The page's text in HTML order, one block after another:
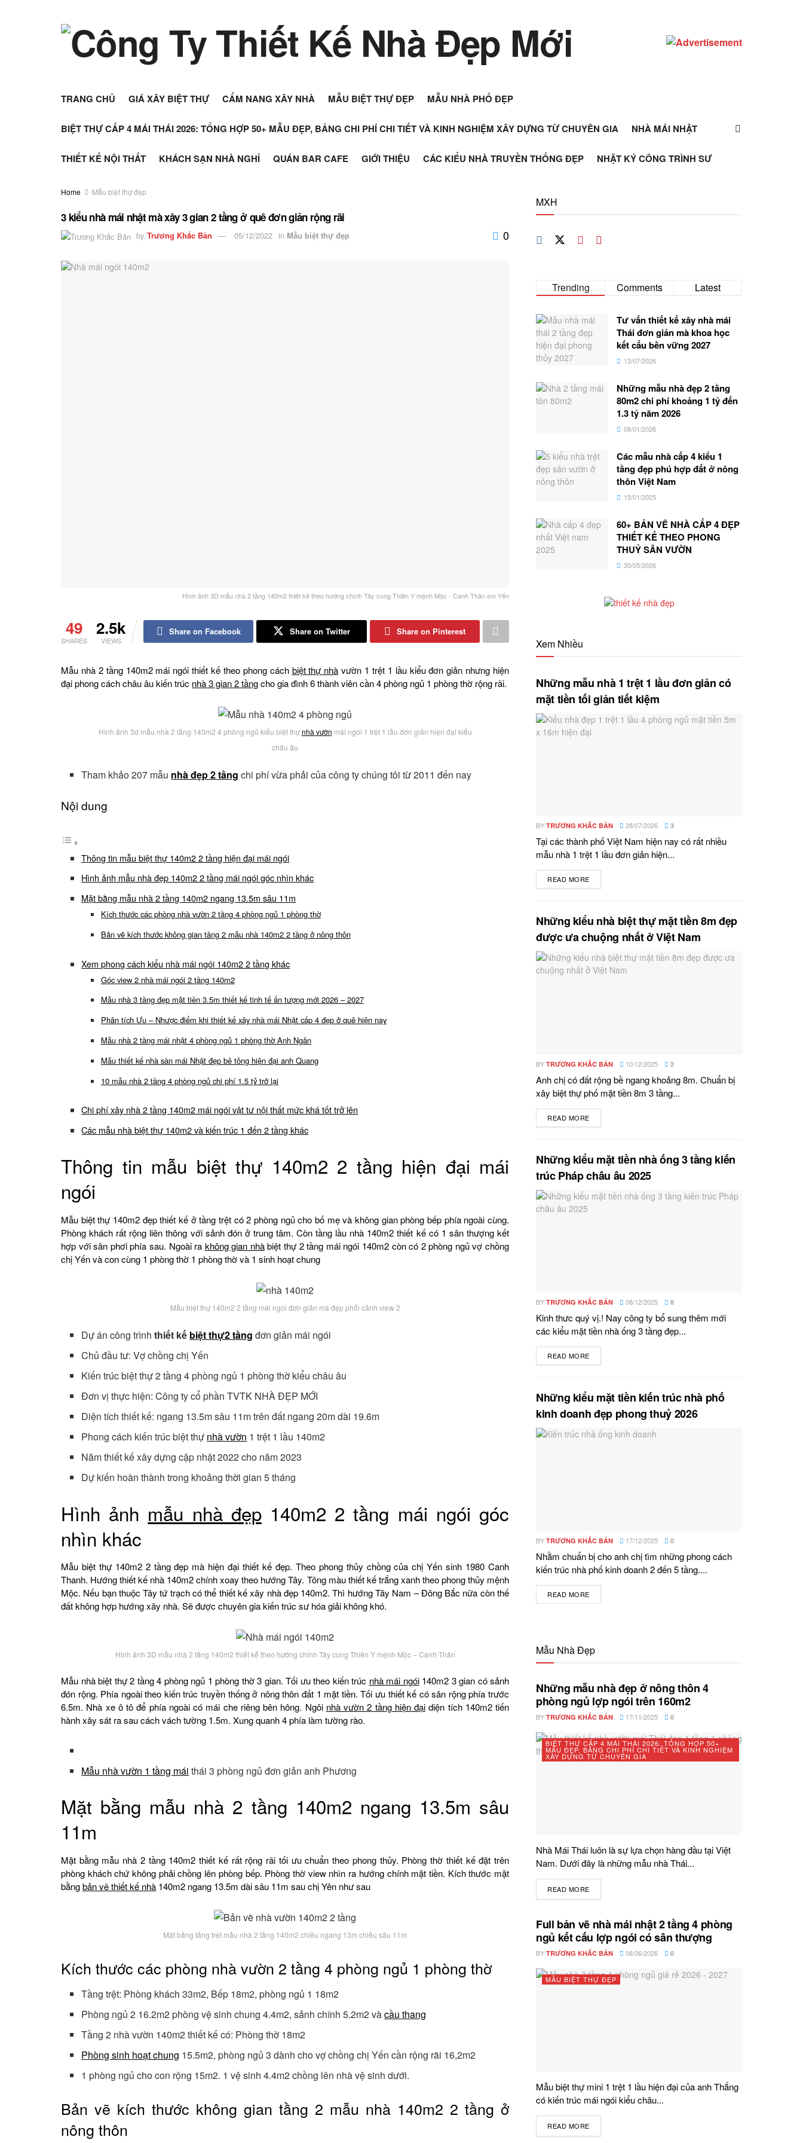
TRANG CHỦ GIÁ XÂY BIỆT THỰ CẨM NANG XÂY NHÀ MẪU BIỆT THỰ ĐẸP MẪU NHÀ PHỐ ĐẸP
BIỆT THỰ CẤP 4 MÁI THÁI 2026: TỔNG HỢP 50+ MẪU ĐẸP, BẢNG CHI PHÍ CHI TIẾT VÀ KINH NGHIỆM XÂY DỰNG TỪ CHUYÊN GIA NHÀ MÁI NHẬT
THIẾT KẾ NỘI THẤT KHÁCH SẠN NHÀ NGHỈ QUÁN BAR CAFE GIỚI THIỆU CÁC KIỂU NHÀ TRUYỀN THỐNG ĐẸP NHẬT KÝ CÔNG TRÌNH SƯ
Home Mẫu biệt thự đẹp
3 kiểu nhà mái nhật mà xây 3 gian 2 tầng ở quê đơn giản rộng rãi
by Trương Khắc Bản 05/12/2022 in Mẫu biệt thự đẹp 0
Hình ảnh 3D mẫu nhà 2 tầng 140m2 thiết kế theo hướng chính Tây cung Thiên Y mệnh Mộc - Canh Thân em Yến
49
SHARES
2.5k
VIEWS
Share on Facebook Share on Twitter Share on Pinterest
Mẫu nhà 2 tầng 140m2 mái ngói thiết kế theo phong cách biệt thự nhà vườn 1 trệt 1 lầu kiểu đơn giản nhưng hiện
đại phong cách châu âu kiến trúc nhà 3 gian 2 tầngcho gia đình 6 thành viên cần 4 phòng ngủ 1 phòng thờ rộng rãi.
Hình ảnh 3d mẫu nhà 2 tầng 140m2 4 phòng ngủ kiểu biệt thựnhà vườn mái ngói 1 trệt 1 lầu đơn giản hiện đại kiểu
châu âu
Tham khảo 207 mẫu nhà đẹp 2 tầng chi phí vừa phải của công ty chúng tôi từ 2011 đến nay
Nội dung
Thông tin mẫu biệt thự 140m2 2 tầng hiện đại mái ngói
Hình ảnh mẫu nhà đẹp 140m2 2 tầng mái ngói góc nhìn khác
Mặt bằng mẫu nhà 2 tầng 140m2 ngang 13.5m sâu 11m
Kích thước các phòng nhà vườn 2 tầng 4 phòng ngủ 1 phòng thờ
Bản vẽ kích thước không gian tầng 2 mẫu nhà 140m2 2 tầng ở nông thôn
Xem phong cách kiểu nhà mái ngói 140m2 2 tầng khác
Góc view 2 nhà mái ngói 2 tầng 140m2
Mẫu nhà 3 tầng đẹp mặt tiền 3.5m thiết kế tinh tế ấn tượng mới 2026 – 2027
Phân tích Ưu – Nhược điểm khi thiết kế xây nhà mái Nhật cấp 4 đẹp ở quê hiện nay
Mẫu nhà 2 tầng mái nhật 4 phòng ngủ 1 phòng thờ Anh Ngân
Mẫu thiết kế nhà sàn mái Nhật đẹp bê tông hiện đại anh Quang
10 mẫu nhà 2 tầng 4 phòng ngủ chi phí 1.5 tỷ trở lại
Chi phí xây nhà 2 tầng 140m2 mái ngói vật tư nội thất mức khá tốt trở lên
Các mẫu nhà biệt thự 140m2 và kiến trúc 1 đến 2 tầng khác
Thông tin mẫu biệt thự 140m2 2 tầng hiện đại mái
ngói
Mẫu biệt thự 140m2 đẹp thiết kế ở tầng trệt có 2 phòng ngủ cho bố mẹ và không gian phòng bếp phía ngoài cùng.
Phòng khách rất rộng liên thông với sảnh đón ở trung tâm. Còn tầng lầu nhà 140m2 thiết kế có 1 sân thượng kết
hợp với sân phơi phía sau. Ngoài ra không gian nhàbiệt thự 2 tầng mái ngói 140m2 còn có 2 phòng ngủ vợ chồng
chị Yến và con cùng 1 phòng thờ 1 phòng thờ và 1 sinh hoạt chung
Mẫu biệt thự 140m2 2 tầng mái ngói đơn giản mà đẹp phối cảnh view 2
Dự án công trìnhthiết kế biệt thự2 tầng đơn giản mái ngói
Chủ đầu tư: Vợ chồng chị Yến
Kiến trúc biệt thự 2 tầng 4 phòng ngủ 1 phòng thờ kiểu châu âu
Đơn vị thực hiện: Công ty cổ phần TVTK NHÀ ĐẸP MỚI
Diện tích thiết kế: ngang 13.5m sâu 11m trên đất ngang 20m dài 19.6m
Phong cách kiến trúc biệt thự nhà vườn 1 trệt 1 lầu 140m2
Năm thiết kế xây dựng cập nhật 2022 cho năm 2023
Dự kiến hoàn thành trong khoảng thời gian 5 tháng
Hình ảnh mẫu nhà đẹp140m2 2 tầng mái ngói góc
nhìn khác
Mẫu biệt thự 140m2 2 tầng đẹp mà hiện đại thiết kế đẹp. Theo phong thủy chồng của chị Yến sinh 1980 Canh
Thanh. Hướng thiết kế nhà 140m2 chính xoay theo hướng Tây. Tông màu thiết kế trắng xanh theo phong thủy mệnh
Mộc. Nếu bạn thuộc Tây tứ trạch có thể thiết kế xây nhà đẹp 140m2. Thì hướng Tây Nam – Đông Bắc nữa còn thế
đất không hợp hướng xây nhà. Sẽ được chuyên gia kiến trúc sư hóa giải không khó.
Hình ảnh 3D mẫu nhà 2 tầng 140m2 thiết kế theo hướng chính Tây cung Thiên Y mệnh Mộc – Canh Thân
Mẫu nhà biệt thự 2 tầng 4 phòng ngủ 1 phòng thờ 3 gian. Tối ưu theo kiến trúc nhà mái ngói140m2 3 gian có sảnh
đón rộng. Phía ngoài theo kiến trúc truyền thống ở nông thôn đất 1 mặt tiền. Tối ưu thiết kế có sân rộng phía trước
6.5m. Nhà xe ô tô để phía ngoài có mái che riêng bên hông. Ngôi nhà vườn 2 tầng hiện đại diện tích 140m2 tiến
hành xây sát ra sau cách vách tường 1.5m. Xung quanh 4 phía làm tường rào.
Mẫu nhà vườn 1tầng mái thái 3 phòng ngủ đơn giản anh Phương
Mặt bằng mẫu nhà 2 tầng 140m2 ngang 13.5m sâu
11m
Mặt bằng mẫu nhà 2 tầng 140m2 thiết kế rất rộng rãi tối ưu chuẩn theo phong thủy. Phòng thờ thiết kế đặt trên
phòng khách chứ không phải chồng lên phòng bếp. Phòng thờ view nhìn ra hướng chính mặt tiền. Kích thước mặt
bằngbản vẽ thiết kế nhà 140m2 ngang 13.5m dài sâu 11m sau chị Yên như sau
Mặt bằng tầng trệt mẫu nhà 2 tầng 140m2 chiều ngang 13m chiều sâu 11m
Kích thước các phòng nhà vườn 2 tầng 4 phòng ngủ 1 phòng thờ
Tầng trệt: Phòng khách 33m2, Bếp 18m2, phòng ngủ 1 18m2
Phòng ngủ 2 16.2m2 phòng vệ sinh chung 4.4m2, sảnh chính 5.2m2 vàcầu thang
Tầng 2 nhà vườn 140m2 thiết kế có: Phòng thờ 18m2
Phòng sinh hoạt chung 15.5m2, phòng ngủ 3 dành cho vợ chồng chị Yến cần rộng rãi 16,2m2
1 phòng ngủ cho con rộng 15m2. 1 vệ sinh 4.4m2 chồng lên nhà vệ sinh dưới.
Bản vẽ kích thước không gian tầng 2 mẫu nhà 140m2 2 tầng ở
nông thôn
MXH
Trending Comments Latest
Tư vấn thiết kế xây nhà mái
Thái đơn giản mà khoa học
kết cấu bền vững 2027
13/07/2026
Những mẫu nhà đẹp 2 tầng
80m2 chi phí khoảng 1 tỷ đến
1.3 tỷ năm 2026
08/01/2026
Các mẫu nhà cấp 4 kiểu 1
tầng đẹp phú hợp đất ở nông
thôn Việt Nam
15/01/2025
60+ BẢN VẼ NHÀ CẤP 4 ĐẸP
THIẾT KẾ THEO PHONG
THUỶ SÂN VƯỜN
30/05/2026
Xem Nhiều
Những mẫu nhà 1 trệt 1 lầu đơn giản có
mặt tiền tối giản tiết kiệm
BY TRƯƠNG KHẮC BẢN 28/07/2026 3
Tại các thành phố Việt Nam hiện nay có rất nhiều
mẫu nhà 1 trệt 1 lầu đơn giản hiện...
READ MORE
Những kiểu nhà biệt thự mặt tiền 8m đẹp
được ưa chuộng nhất ở Việt Nam
BY TRƯƠNG KHẮC BẢN 10/12/2025 2
Anh chị có đất rộng bề ngang khoảng 8m. Chuẩn bị
xây biệt thự phố mặt tiền 8m 3 tầng...
READ MORE
Những kiểu mặt tiền nhà ống 3 tầng kiến
trúc Pháp châu âu 2025
BY TRƯƠNG KHẮC BẢN 08/12/2025 8
Kinh thưc quý vị.! Nay công ty bổ sung thêm mới
các kiểu mặt tiền nhà ống 3 tầng đẹp...
READ MORE
Những kiểu mặt tiền kiến trúc nhà phố
kinh doanh đẹp phong thuỷ 2026
BY TRƯƠNG KHẮC BẢN 17/12/2025 0
Nhằm chuẩn bị cho anh chị tìm những phong cách
kiến trúc nhà phố kinh doanh 2 đến 5 tầng....
READ MORE
Mẫu Nhà Đẹp
Những mẫu nhà đẹp ở nông thôn 4
phòng ngủ lợp ngói trên 160m2
BY TRƯƠNG KHẮC BẢN 17/11/2025 0
BIỆT THỰ CẤP 4 MÁI THÁI 2026: TỔNG HỢP 50+
MẪU ĐẸP, BẢNG CHI PHÍ CHI TIẾT VÀ KINH NGHIỆM
XÂY DỰNG TỪ CHUYÊN GIA
Nhà Mái Thái luôn là sự lựa chọn hàng đầu tại Việt
Nam. Dưới đây là những mẫu nhà Thái...
READ MORE
Full bản vẽ nhà mái nhật 2 tầng 4 phòng
ngủ kết cấu lợp ngói có sân thượng
BY TRƯƠNG KHẮC BẢN 08/06/2026 0
MẪU BIỆT THỰ ĐẸP
Mẫu biệt thự mini 1 trệt 1 lầu hiện đại của anh Thắng
có kiến trúc mái ngói kiểu châu...
READ MORE